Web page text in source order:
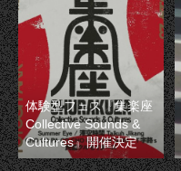
体験型フェス『集楽座
Collective Sounds &
Cultures』開催決定